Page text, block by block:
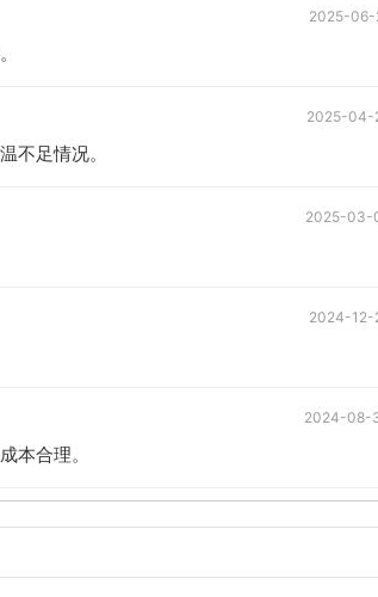
2025-06-
2025-04-
不足情况。
2025-03-
2024-12-
2024-08-
本合理。